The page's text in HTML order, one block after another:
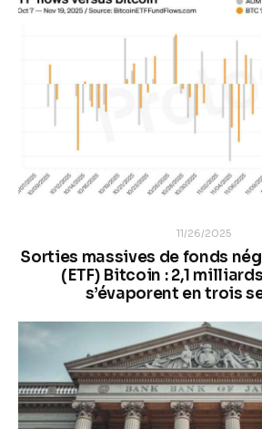
11/26/2025
Sorties massives de fonds
(ETF) Bitcoin : 2,1
s’évaporent en trois